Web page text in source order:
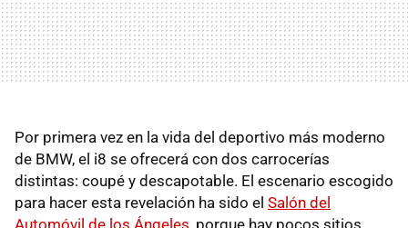
Por primera vez en la vida del deportivo más moderno
de BMW, el i8 se ofrecerá con dos carrocerías
distintas: coupé y descapotable. El escenario escogido
para hacer esta revelación ha sido el Salón del
Automóvil de los Ángeles , porque hay pocos sitios